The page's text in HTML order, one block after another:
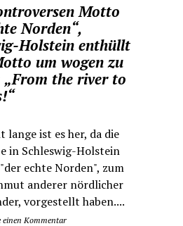
Motto
Norden“,
Holstein enthüllt
um wogen zu
the river to
lange ist es her, da die
in Schleswig-Holstein
echte Norden", zum
anderer nördlicher
vorgestellt haben....
einen Kommentar